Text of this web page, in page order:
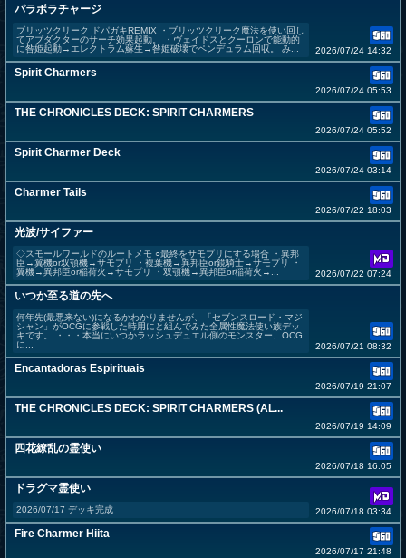
パラボラチャージ
ブリッツクリーク ドパガキREMIX ・ブリッツクリーク魔法を使い回し
てアブダクターのサーチ効果起動。 ・ヴェイドスとクーロンで能動的
に咎姫起動→エレクトラム蘇生→咎姫破壊でペンデュラム回収。 み...
2026/07/24 14:32
Spirit Charmers
2026/07/24 05:53
THE CHRONICLES DECK: SPIRIT CHARMERS
2026/07/24 05:52
Spirit Charmer Deck
2026/07/24 03:14
Charmer Tails
2026/07/22 18:03
光波/サイファー
◇スモールワールドのルートメモ ○最終をサモプリにする場合 ・異邦
臣→翼機or双顎機→サモプリ ・複葉機→異邦臣or鏡騎士→サモプリ ・
翼機→異邦臣or稲荷火→サモプリ ・双顎機→異邦臣or稲荷火→...
2026/07/22 07:24
いつか至る道の先へ
何年先(最悪来ない)になるかわかりませんが、「セブンスロード・マジ
シャン」がOCGに参戦した時用にと組んでみた全属性魔法使い族デッ
キです。 ・・・本当にいつかラッシュデュエル側のモンスター、OCG
に...
2026/07/21 08:32
Encantadoras Espirituais
2026/07/19 21:07
THE CHRONICLES DECK: SPIRIT CHARMERS (AL...
2026/07/19 14:09
四花繚乱の霊使い
2026/07/18 16:05
ドラグマ霊使い
2026/07/17 デッキ完成 2026/07/18 03:34
Fire Charmer Hiita
2026/07/17 21:48